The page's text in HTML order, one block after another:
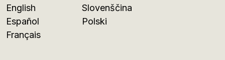
English
Español
Français
Slovenščina
Polski